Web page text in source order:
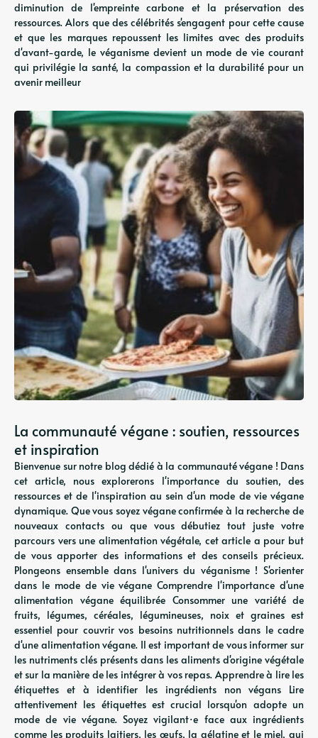
diminution de l'empreinte carbone et la préservation des
ressources. Alors que des célébrités s'engagent pour cette cause
et que les marques repoussent les limites avec des produits
d'avant-garde, le véganisme devient un mode de vie courant
qui privilégie la santé, la compassion et la durabilité pour un
avenir meilleur
La communauté végane : soutien, ressources
et inspiration
Bienvenue sur notre blog dédié à la communauté végane ! Dans
cet article, nous explorerons l'importance du soutien, des
ressources et de l'inspiration au sein d'un mode de vie végane
dynamique. Que vous soyez végane confirmée à la recherche de
nouveaux contacts ou que vous débutiez tout juste votre
parcours vers une alimentation végétale, cet article a pour but
de vous apporter des informations et des conseils précieux.
Plongeons ensemble dans l'univers du véganisme ! S'orienter
dans le mode de vie végane Comprendre l'importance d'une
alimentation végane équilibrée Consommer une variété de
fruits, légumes, céréales, légumineuses, noix et graines est
essentiel pour couvrir vos besoins nutritionnels dans le cadre
d'une alimentation végane. Il est important de vous informer sur
les nutriments clés présents dans les aliments d'origine végétale
et sur la manière de les intégrer à vos repas. Apprendre à lire les
étiquettes et à identifier les ingrédients non végans Lire
attentivement les étiquettes est crucial lorsqu'on adopte un
mode de vie végane. Soyez vigilant·e face aux ingrédients
comme les produits laitiers, les œufs, la gélatine et le miel, qui